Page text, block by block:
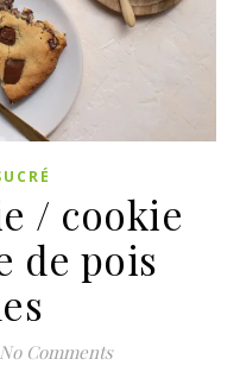
/ cookie
de pois
No Comments